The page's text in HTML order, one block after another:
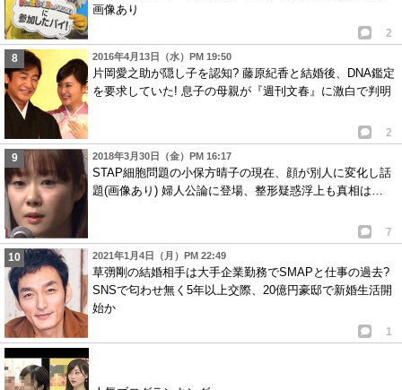
画像あり
2
2016年4月13日（水）PM 19:50
片岡愛之助が隠し子を認知? 藤原紀香と結婚後、DNA鑑定
を要求していた! 息子の母親が『週刊文春』に激白で判明
2
2018年3月30日（金）PM 16:17
STAP細胞問題の小保方晴子の現在、顔が別人に変化し話
題(画像あり) 婦人公論に登場、整形疑惑浮上も真相は…
7
2021年1月4日（月）PM 22:49
草彅剛の結婚相手は大手企業勤務でSMAPと仕事の過去?
SNSで匂わせ無く5年以上交際、20億円豪邸で新婚生活開
始か
1